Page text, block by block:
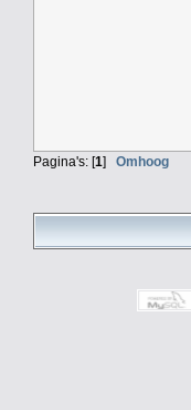
Pagina's: [1] Omhoog